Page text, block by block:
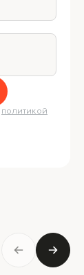
политикой